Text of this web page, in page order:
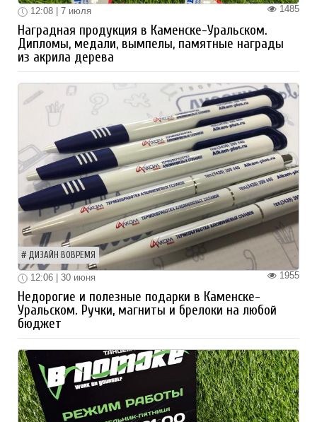
1485
12:08 | 7 июля
Наградная продукция в Каменске-Уральском.
Дипломы, медали, вымпелы, памятные награды
из акрила дерева
ДИЗАЙН ВОВРЕМЯ
1955
12:06 | 30 июня
Недорогие и полезные подарки в Каменске-
Уральском. Ручки, магниты и брелоки на любой
бюджет